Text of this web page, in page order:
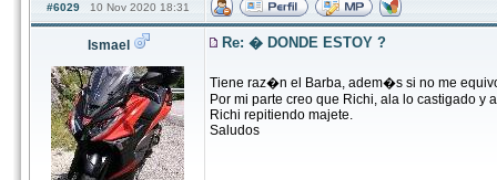
#6029 10 Nov 2020 18:31
Ismael Re: � DONDE ESTOY ?
Tiene raz�n el Barba, adem�s si no me
Por mi parte creo que Richi, ala lo castigado y
Richi repitiendo majete.
Saludos